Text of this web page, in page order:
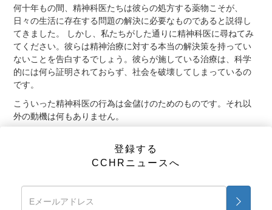
何十年もの間、精神科医たちは彼らの処方する薬物こそが、
日々の生活に存在する問題の解決に必要なものであると説得し
てきました。 しかし、私たちがした通りに精神科医に尋ねてみ
てください。彼らは精神治療に対する本当の解決策を持ってい
ないことを告白するでしょう。彼らが施している治療は、科学
的には何ら証明されておらず、社会を破壊してしまっているの
です。
こういった精神科医の行為は金儲けのためのものです。それ以
外の動機は何もありません。
かの害を被っているだけでなく、毎月およそ3,000人が死亡して
います。にもかかわらず、精神薬産業は年間3,000億ドル以上を
精神医療による薬物の売り込み
登録する
CCHRニュースへ